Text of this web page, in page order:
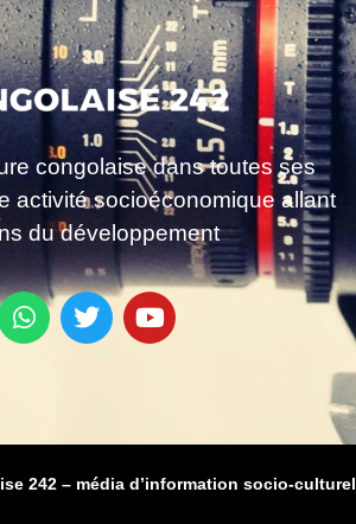
congolaise dans toutes ses
activité socioéconomique allant
du développement
242 – média d’information socio-culturel